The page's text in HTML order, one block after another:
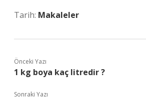
Tarih: Makaleler
Önceki Yazı
1 kg boya kaç litredir ?
Sonraki Yazı